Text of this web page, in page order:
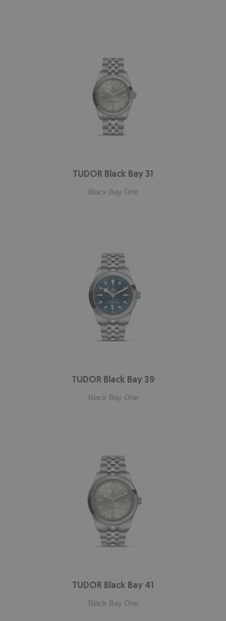
TUDOR Black Bay 31
Black Bay One
TUDOR Black Bay 39
Black Bay One
TUDOR Black Bay 41
Black Bay One